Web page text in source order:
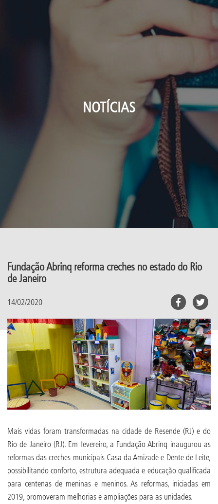
NOTÍCIAS
Fundação Abrinq reforma creches no estado do Rio
de Janeiro
14/02/2020
Mais vidas foram transformadas na cidade de Resende (RJ) e do
Rio de Janeiro (RJ). Em fevereiro, a Fundação Abrinq inaugurou as
reformas das creches municipais Casa da Amizade e Dente de Leite,
possibilitando conforto, estrutura adequada e educação qualificada
para centenas de meninas e meninos. As reformas, iniciadas em
2019, promoveram melhorias e ampliações para as unidades.